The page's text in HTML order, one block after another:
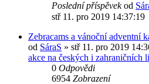
Poslední příspěvekod
stř 11. pro 2019 14:37:19
Zebracams a vánoční adventní
od SáraS » stř 11. pro 2019
akce na českých i zahraničních
0 Odpovědi
6954 Zobrazení